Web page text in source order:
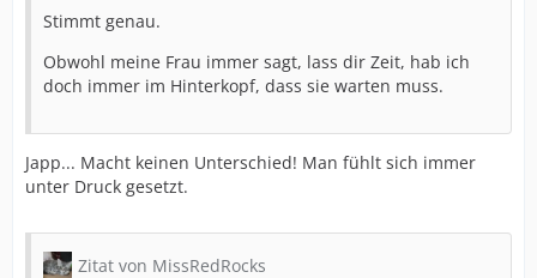
Stimmt genau.
Obwohl meine Frau immer sagt, lass dir Zeit, hab ich
doch immer im Hinterkopf, dass sie warten muss.
Japp... Macht keinen Unterschied! Man fühlt sich immer
unter Druck gesetzt.
Zitat von MissRedRocks